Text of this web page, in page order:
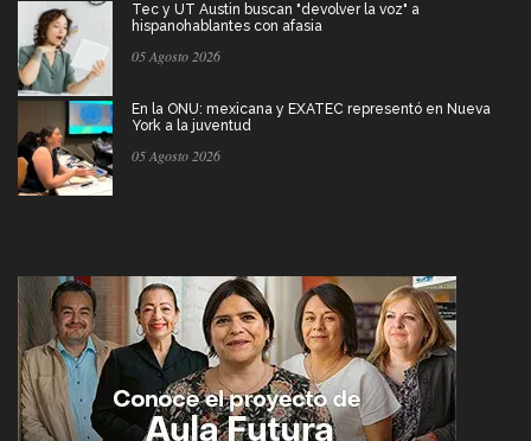
Tec y UT Austin buscan "devolver la voz" a
hispanohablantes con afasia
05 Agosto 2026
En la ONU: mexicana y EXATEC representó en Nueva
York a la juventud
05 Agosto 2026